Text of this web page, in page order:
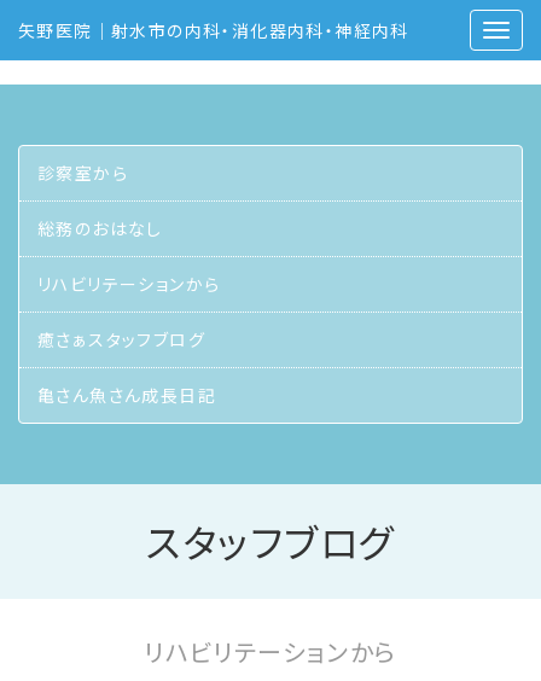
矢野医院｜射水市の内科・消化器内科・神経内科
診察室から
総務のおはなし
リハビリテーションから
癒さぁスタッフブログ
亀さん魚さん成長日記
スタッフブログ
リハビリテーションから